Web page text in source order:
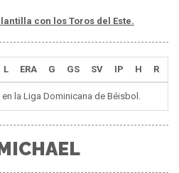
con los Toros del Este.
L ERA G GS SV IP H R
la Liga Dominicana de Béisbol.